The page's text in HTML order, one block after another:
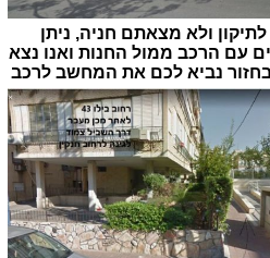
ולא מצאתם חניה, ניתן
עם הרכב ממול החנות ואנו נצא
נביא לכם את המחשב לרכב